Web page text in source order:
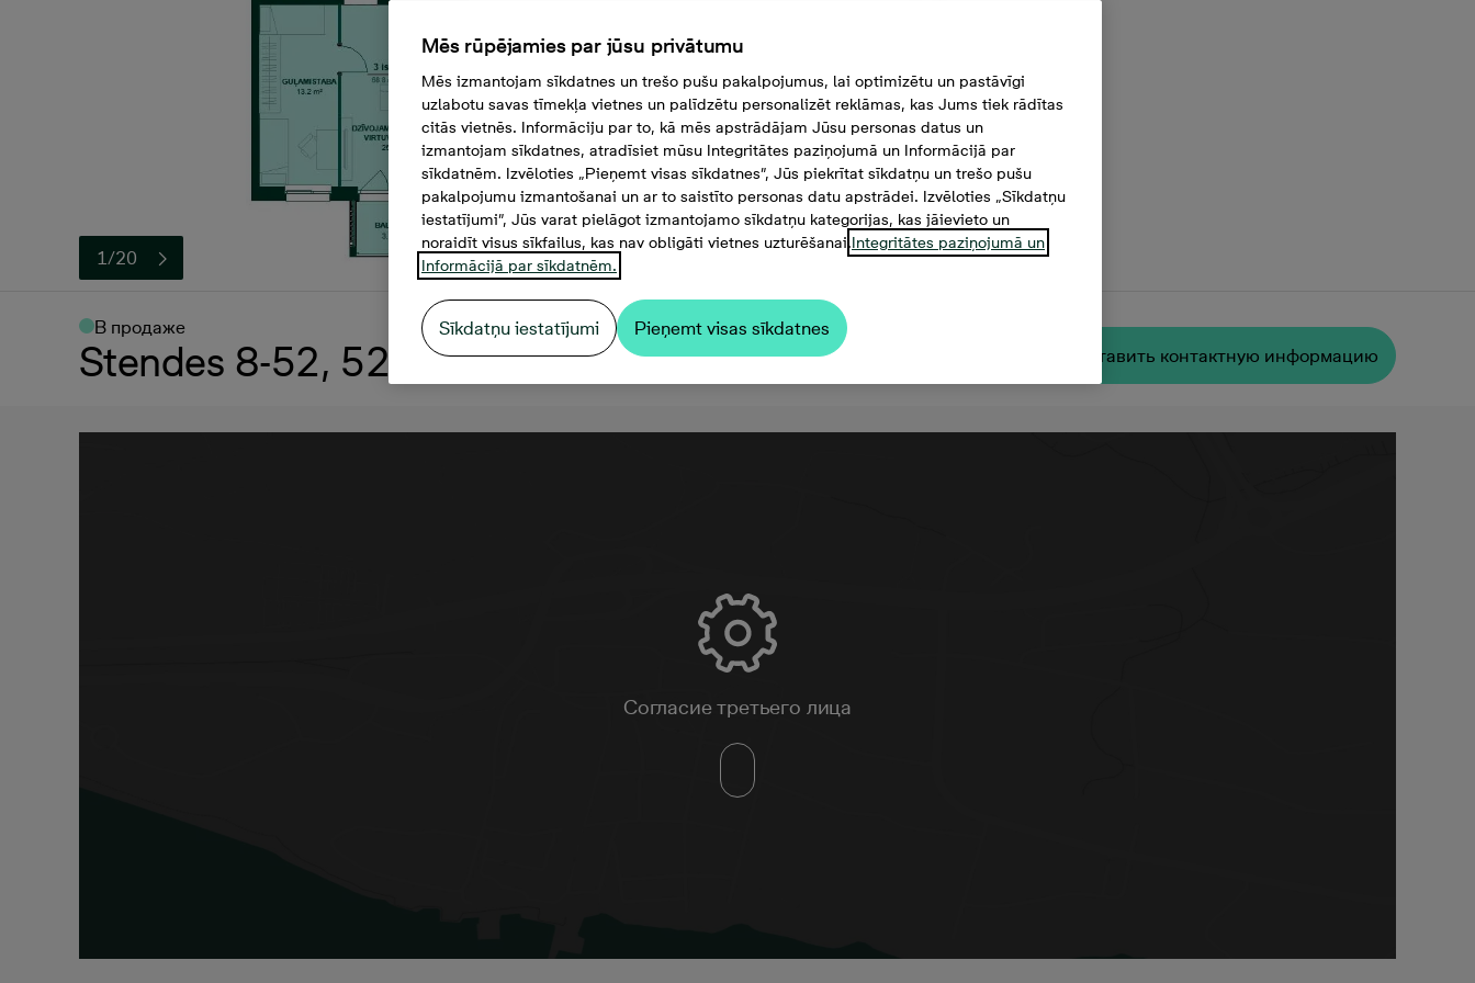
1/20
В продаже
Stendes 8-52, 52, 171 000 €, 3 комнаты, 68,8 м² Oставить контактную информацию
Согласие третьего лица
Mēs rūpējamies par jūsu privātumu
Mēs izmantojam sīkdatnes un trešo pušu pakalpojumus, lai optimizētu un pastāvīgi
uzlabotu savas tīmekļa vietnes un palīdzētu personalizēt reklāmas, kas Jums tiek rādītas
citās vietnēs. Informāciju par to, kā mēs apstrādājam Jūsu personas datus un
izmantojam sīkdatnes, atradīsiet mūsu Integritātes paziņojumā un Informācijā par
sīkdatnēm. Izvēloties „Pieņemt visas sīkdatnes”, Jūs piekrītat sīkdatņu un trešo pušu
pakalpojumu izmantošanai un ar to saistīto personas datu apstrādei. Izvēloties „Sīkdatņu
iestatījumi”, Jūs varat pielāgot izmantojamo sīkdatņu kategorijas, kas jāievieto un
noraidīt visus sīkfailus, kas nav obligāti vietnes uzturēšanai.Integritātes paziņojumā un
Informācijā par sīkdatnēm.
Sīkdatņu iestatījumi Pieņemt visas sīkdatnes